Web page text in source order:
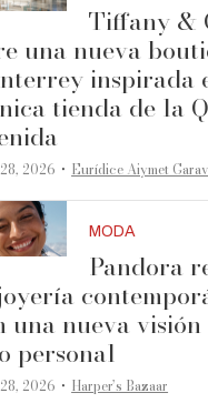
Tiffany &
una nueva
inspirada
tienda de la
2026 ·Eurídice Aiymet
MODA
Pandora
una nueva
personal
2026 ·Harper’s Bazaar